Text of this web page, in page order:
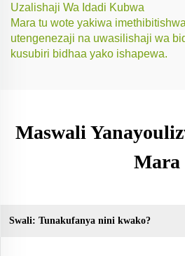
Uzalishaji Wa Idadi Kubwa
Mara tu wote yakiwa
utengenezaji na uwasilishaji wa
kusubiri bidhaa yako ishapewa.
Maswali
Mara
Swali: Tunakufanya nini kwako?